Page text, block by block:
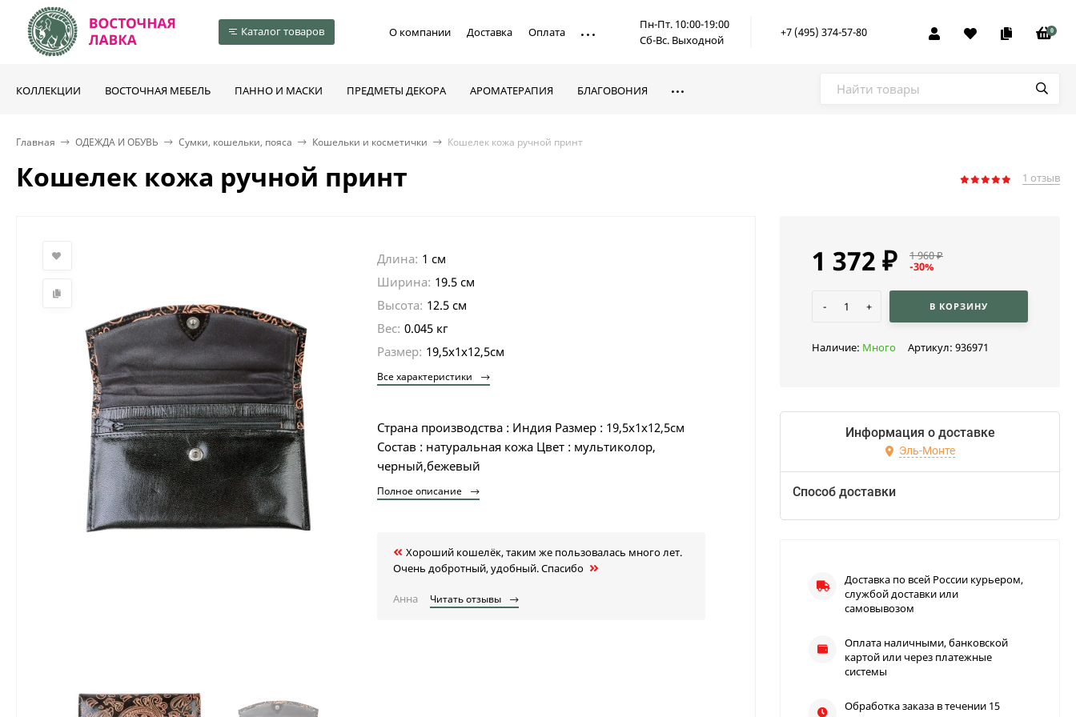
Каталог товаров О компании Доставка Оплата
Пн-Пт. 10:00-19:00
Сб-Вс. Выходной
+7 (495) 374-57-80 0
КОЛЛЕКЦИИ ВОСТОЧНАЯ МЕБЕЛЬ ПАННО И МАСКИ ПРЕДМЕТЫ ДЕКОРА АРОМАТЕРАПИЯ БЛАГОВОНИЯ
Главная ОДЕЖДА И ОБУВЬ Сумки, кошельки, пояса Кошельки и косметички Кошелек кожа ручной принт
Кошелек кожа ручной принт 1 отзыв
Длина: 1 см
Ширина: 19.5 см
Высота: 12.5 см
Вес: 0.045 кг
Размер: 19,5х1х12,5см
Все характеристики
Страна производства : Индия Размер : 19,5х1х12,5см
Состав : натуральная кожа Цвет : мультиколор,
черный,бежевый
Полное описание
Хороший кошелёк, таким же пользовалась много лет.
Очень добротный, удобный. Спасибо
Анна Читать отзывы
1 372 ₽ 1 960₽
-30%
- + В КОРЗИНУ
Наличие: Много Артикул: 936971
Информация о доставке
Эль-Монте
Способ доставки
Доставка по всей России курьером,
службой доставки или
самовывозом
Оплата наличными, банковской
картой или через платежные
системы
Обработка заказа в течении 15